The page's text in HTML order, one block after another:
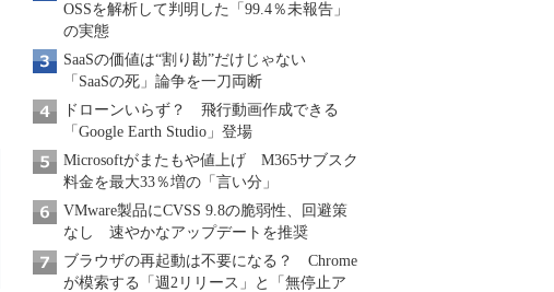
OSSを解析して判明した「99.4％未報告」
の実態
SaaSの価値は“割り勘”だけじゃない
「SaaSの死」論争を一刀両断
ドローンいらず？ 飛行動画作成できる
「Google Earth Studio」登場
Microsoftがまたもや値上げ M365サブスク
料金を最大33％増の「言い分」
VMware製品にCVSS 9.8の脆弱性、回避策
なし 速やかなアップデートを推奨
ブラウザの再起動は不要になる？ Chrome
が模索する「週2リリース」と「無停止ア